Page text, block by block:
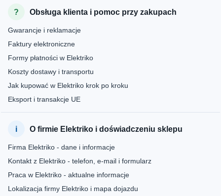
Obsługa klienta i pomoc przy zakupach
Gwarancje i reklamacje
Faktury elektroniczne
Formy płatności w Elektriko
Koszty dostawy i transportu
Jak kupować w Elektriko krok po kroku
Eksport i transakcje UE
O firmie Elektriko i doświadczeniu sklepu
Firma Elektriko - dane i informacje
Kontakt z Elektriko - telefon, e-mail i formularz
Praca w Elektriko - aktualne informacje
Lokalizacja firmy Elektriko i mapa dojazdu